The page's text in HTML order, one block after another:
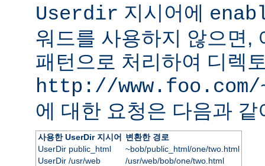
Userdir 지시어에
워드를 사용하지 않으면,
패턴으로 처리하여 디렉
http://
에 대한 요청은 다음과 같
사용한 UserDir 지시어
변환한 경로
UserDir public_html
~bob/public_html/one/two.html
UserDir /usr/web
/usr/web/bob/one/two.html